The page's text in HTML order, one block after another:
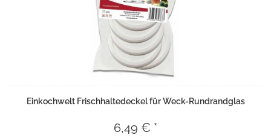
Einkochwelt Frischhaltedeckel für Weck-Rundrandglas
6,49 € *